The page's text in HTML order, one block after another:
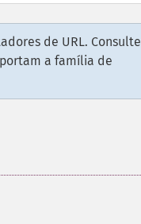
de URL. Consulte
a família de